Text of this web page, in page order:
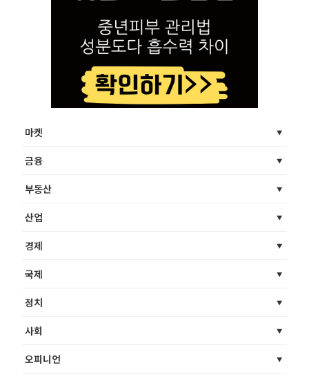
마켓
금융
부동산
산업
경제
국제
정치
사회
오피니언